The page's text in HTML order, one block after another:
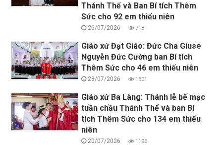
Thánh Thể và Ban Bí tích Thêm
Sức cho 92 em thiếu niên
26/07/2026 718
Giáo xứ Đạt Giáo: Đức Cha Giuse
Nguyễn Đức Cường ban Bí tích
Thêm Sức cho 46 em thiếu niên
23/07/2026 1501
Giáo xứ Ba Làng: Thánh lễ bế mạc
tuần chầu Thánh Thể và ban Bí
tích Thêm Sức cho 134 em thiếu
niên
20/07/2026 1196